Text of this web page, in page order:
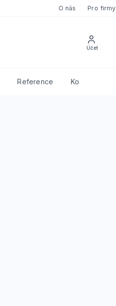
O nás Pro firmy
Reference Kontakty